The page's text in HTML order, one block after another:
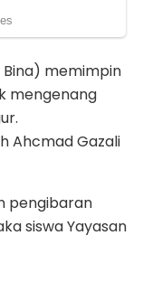
Bina) memimpin
mengenang
Ahcmad Gazali
pengibaran
siswa Yayasan